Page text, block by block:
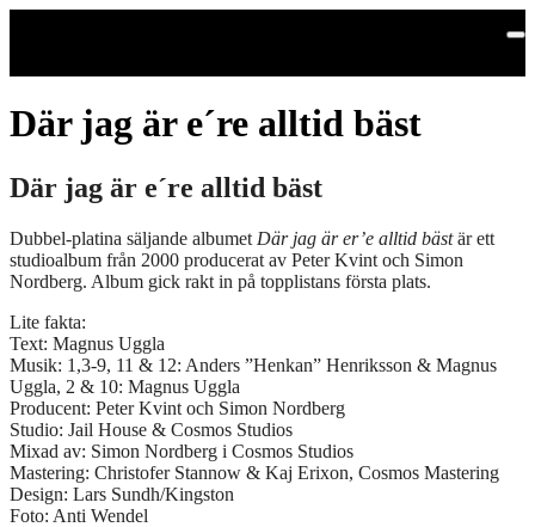
Där jag är e´re alltid bäst
Där jag är e´re alltid bäst
Dubbel-platina säljande albumet Där jag är er’e alltid bästär ett
studioalbum från 2000 producerat av Peter Kvint och Simon
Nordberg. Album gick rakt in på topplistans första plats.
Lite fakta:
Text: Magnus Uggla
Musik: 1,3-9, 11 & 12: Anders ”Henkan” Henriksson & Magnus
Uggla, 2 & 10: Magnus Uggla
Producent: Peter Kvint och Simon Nordberg
Studio: Jail House & Cosmos Studios
Mixad av: Simon Nordberg i Cosmos Studios
Mastering: Christofer Stannow & Kaj Erixon, Cosmos Mastering
Design: Lars Sundh/Kingston
Foto: Anti Wendel